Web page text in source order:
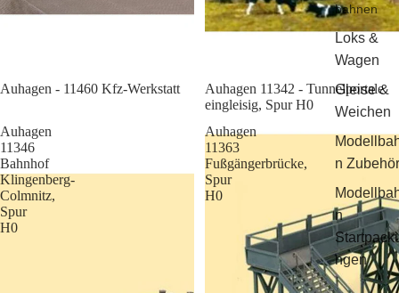
bahnen
Loks &
Wagen
Gleise &
Weichen
n Zubehör
n
ngen
Sale
Auhagen - 11460 Kfz-Werkstatt
Auhagen 11342 - Tunnelportale
eingleisig, Spur H0
Auhagen
11346
Bahnhof
Klingenberg-
Colmnitz,
Spur
H0
Auhagen
11363
Fußgängerbrücke,
Spur
H0